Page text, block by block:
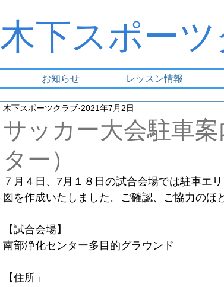
木下スポー
お知らせ レッスン情報
サッカー大会駐車
ター）
木下スポーツクラブ 2021年7月2日
７月４日、7月１８日の試合会場では駐車エ
図を作成いたしました。ご確認、ご協力のほ
【試合会場】
南部浄化センター多目的グラウンド
【住所」